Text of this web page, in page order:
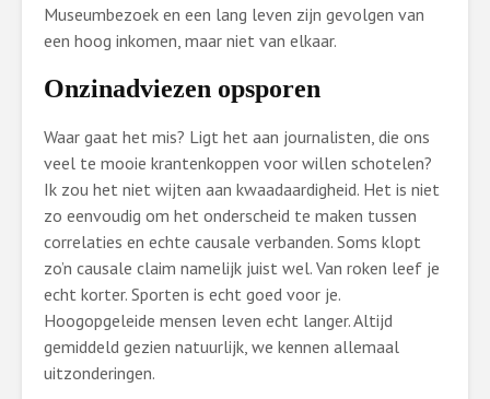
Museumbezoek en een lang leven zijn gevolgen van
een hoog inkomen, maar niet van elkaar.
Onzinadviezen opsporen
Waar gaat het mis? Ligt het aan journalisten, die ons
veel te mooie krantenkoppen voor willen schotelen?
Ik zou het niet wijten aan kwaadaardigheid. Het is niet
zo eenvoudig om het onderscheid te maken tussen
correlaties en echte causale verbanden. Soms klopt
zo’n causale claim namelijk juist wel. Van roken leef je
echt korter. Sporten is echt goed voor je.
Hoogopgeleide mensen leven echt langer. Altijd
gemiddeld gezien natuurlijk, we kennen allemaal
uitzonderingen.